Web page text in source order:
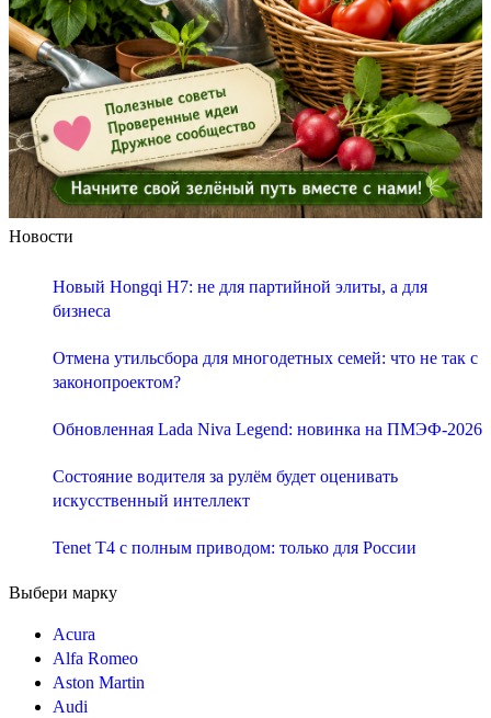
Новости
Новый Hongqi H7: не для партийной элиты, а для
бизнеса
Отмена утильсбора для многодетных семей: что не так с
законопроектом?
Обновленная Lada Niva Legend: новинка на ПМЭФ-2026
Состояние водителя за рулём будет оценивать
искусственный интеллект
Tenet T4 с полным приводом: только для России
Выбери марку
Acura
Alfa Romeo
Aston Martin
Audi